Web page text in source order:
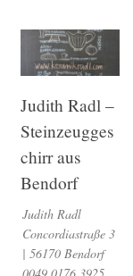
Judith Radl –
Steinzeugges
chirr aus
Bendorf
Judith Radl
Concordiastraße 3
| 56170 Bendorf